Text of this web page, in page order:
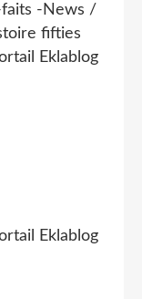
faits -News /
fifties
Eklablog
Eklablog